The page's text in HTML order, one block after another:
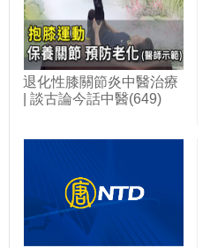
退化性膝關節炎中醫治療
| 談古論今話中醫(649)